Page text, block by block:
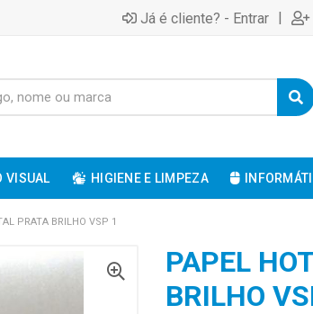
Já é cliente? - Entrar |
VISUAL HIGIENE E LIMPEZA
PRATA BRILHO VSP 1
PAPEL
BRILHO